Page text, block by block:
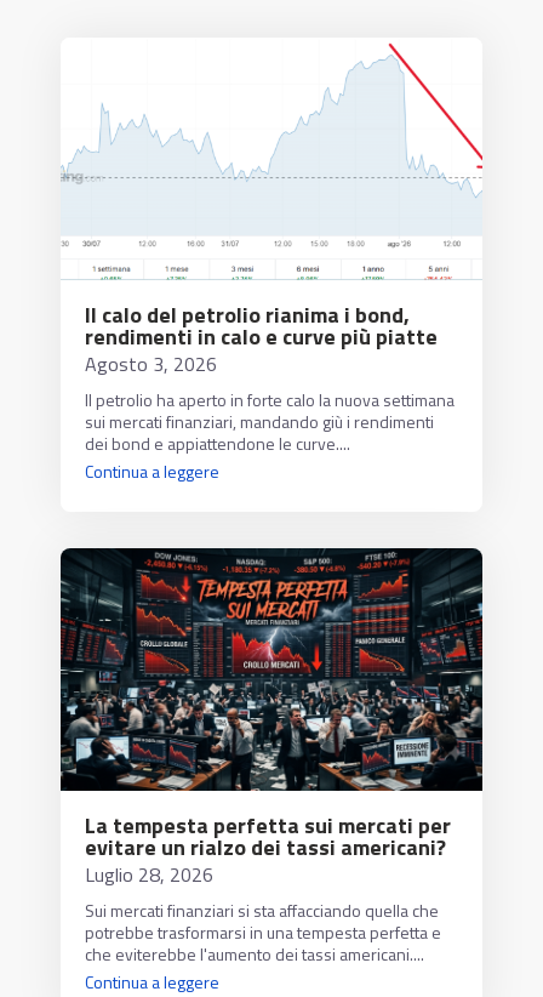
Il calo del petrolio rianima i bond,
rendimenti in calo e curve più piatte
Agosto 3, 2026
Il petrolio ha aperto in forte calo la nuova settimana
sui mercati finanziari, mandando giù i rendimenti
dei bond e appiattendone le curve....
Continua a leggere
La tempesta perfetta sui mercati per
evitare un rialzo dei tassi americani?
Luglio 28, 2026
Sui mercati finanziari si sta affacciando quella che
potrebbe trasformarsi in una tempesta perfetta e
che eviterebbe l'aumento dei tassi americani....
Continua a leggere